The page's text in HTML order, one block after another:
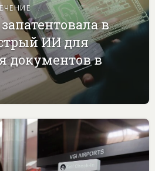
в
ИИ для
документов в